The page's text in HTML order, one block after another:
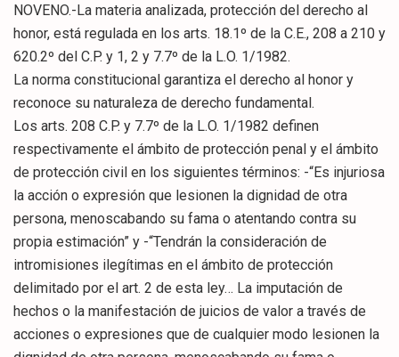
NOVENO.-La materia analizada, protección del derecho al
honor, está regulada en los arts. 18.1º de la C.E., 208 a 210 y
620.2º del C.P. y 1, 2 y 7.7º de la L.O. 1/1982.
La norma constitucional garantiza el derecho al honor y
reconoce su naturaleza de derecho fundamental.
Los arts. 208 C.P. y 7.7º de la L.O. 1/1982 definen
respectivamente el ámbito de protección penal y el ámbito
de protección civil en los siguientes términos: -“Es injuriosa
la acción o expresión que lesionen la dignidad de otra
persona, menoscabando su fama o atentando contra su
propia estimación” y -“Tendrán la consideración de
intromisiones ilegítimas en el ámbito de protección
delimitado por el art. 2 de esta ley… La imputación de
hechos o la manifestación de juicios de valor a través de
acciones o expresiones que de cualquier modo lesionen la